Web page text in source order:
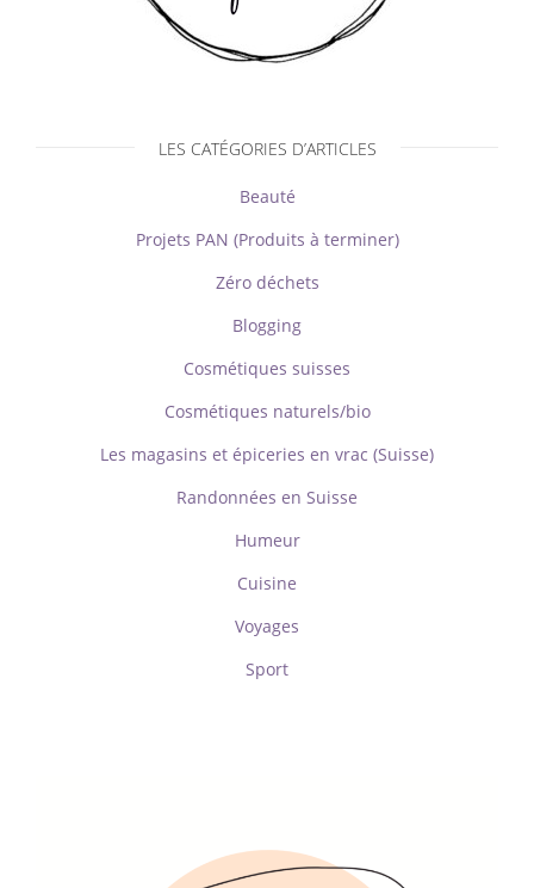
LES CATÉGORIES D’ARTICLES
Beauté
Projets PAN (Produits à terminer)
Zéro déchets
Blogging
Cosmétiques suisses
Cosmétiques naturels/bio
Les magasins et épiceries en vrac (Suisse)
Randonnées en Suisse
Humeur
Cuisine
Voyages
Sport